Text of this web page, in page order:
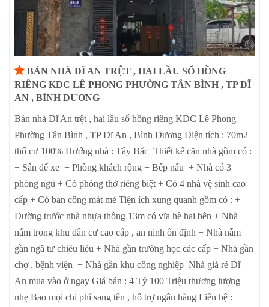
BÁN NHÀ DĨ AN TRỆT , HAI LẦU SỔ HỒNG
RIÊNG KDC LÊ PHONG PHƯỜNG TÂN BÌNH , TP DĨ
AN , BÌNH DƯƠNG
Bán nhà Dĩ An trệt , hai lầu sổ hồng riêng KDC Lê Phong
Phường Tân Bình , TP Dĩ An , Bình Dương Diện tích : 70m2
thổ cư 100% Hướng nhà : Tây Bắc Thiết kế căn nhà gồm có :
+ Sân để xe + Phòng khách rộng + Bếp nấu + Nhà có 3
phòng ngủ + Có phòng thờ riêng biệt + Có 4 nhà vệ sinh cao
cấp + Có ban công mát mẻ Tiện ích xung quanh gồm có : +
Đường trước nhà nhựa thông 13m có vĩa hè hai bên + Nhà
nằm trong khu dân cư cao cấp , an ninh ổn định + Nhà nằm
gần ngã tư chiêu liêu + Nhà gần trường học các cấp + Nhà gần
chợ , bệnh viện + Nhà gần khu công nghiệp Nhà giá rẻ Dĩ
An mua vào ở ngay Giá bán : 4 Tỷ 100 Triệu thương lượng
nhẹ Bao mọi chi phí sang tên , hỗ trợ ngân hàng Liên hệ :